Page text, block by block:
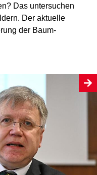
Das untersuchen
Der aktuelle
der Baum-